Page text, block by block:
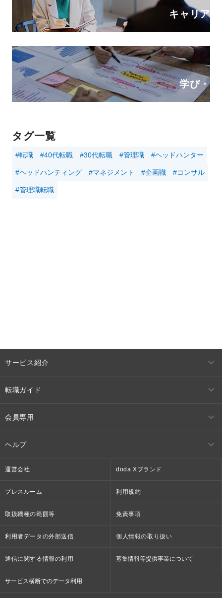
キャリア
学び・
タグ一覧
#転職 #40代転職 #30代転職 #管理職 #ヘッドハンター
#ヘッドハンティング #マネジメント #企画職 #コンサル
#管理職転職
サービス紹介
転職ガイド
会員専用
ヘルプ
運営会社 doda Xブランド
プレスルーム 利用規約
取扱職種の範囲等 免責事項
利用者データの外部送信 個人情報の取り扱い
通信に関する情報の利用 募集情報等提供事業について
サービス横断でのデータ利用